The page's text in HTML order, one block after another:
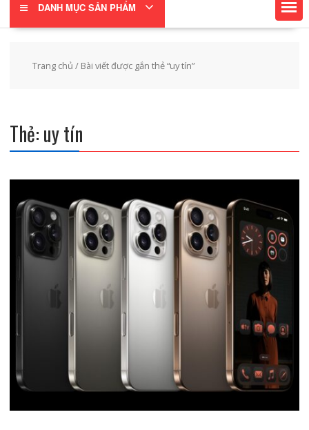
DANH MỤC SẢN PHẨM
Trang chủ / Bài viết được gắn thẻ “uy tín”
Thẻ:uy tín